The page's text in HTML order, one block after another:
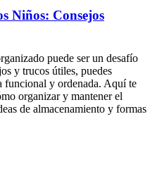
Niños: Consejos
puede ser un desafío
y trucos útiles, puedes
funcional y ordenada. Aquí te
organizar y mantener el
de almacenamiento y formas